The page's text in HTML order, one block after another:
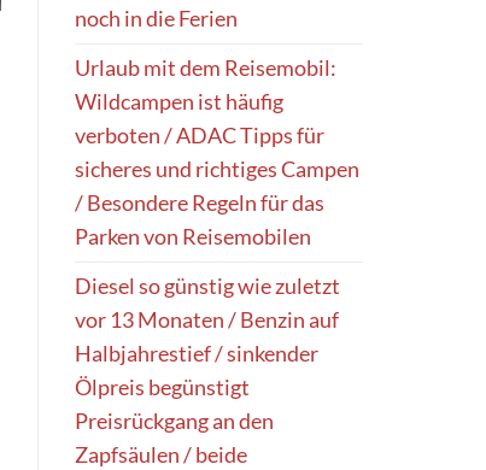
noch in die Ferien
Urlaub mit dem Reisemobil:
Wildcampen ist häufig
verboten / ADAC Tipps für
sicheres und richtiges Campen
/ Besondere Regeln für das
Parken von Reisemobilen
Diesel so günstig wie zuletzt
vor 13 Monaten / Benzin auf
Halbjahrestief / sinkender
Ölpreis begünstigt
Preisrückgang an den
Zapfsäulen / beide